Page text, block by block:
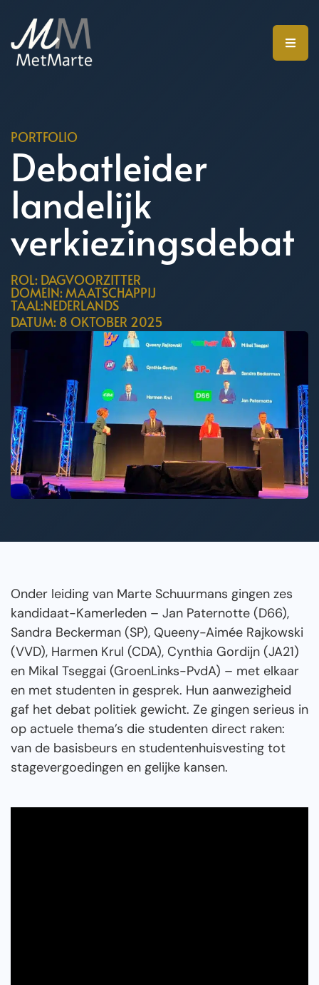
PORTFOLIO
Debatleider
landelijk
verkiezingsdebat
ROL: DAGVOORZITTER
DOMEIN: MAATSCHAPPIJ
TAAL:NEDERLANDS
DATUM: 8 OKTOBER 2025
Onder leiding van Marte Schuurmans gingen zes
kandidaat-Kamerleden – Jan Paternotte (D66),
Sandra Beckerman (SP), Queeny-Aimée Rajkowski
(VVD), Harmen Krul (CDA), Cynthia Gordijn (JA21)
en Mikal Tseggai (GroenLinks-PvdA) – met elkaar
en met studenten in gesprek. Hun aanwezigheid
gaf het debat politiek gewicht. Ze gingen serieus in
op actuele thema’s die studenten direct raken:
van de basisbeurs en studentenhuisvesting tot
stagevergoedingen en gelijke kansen.